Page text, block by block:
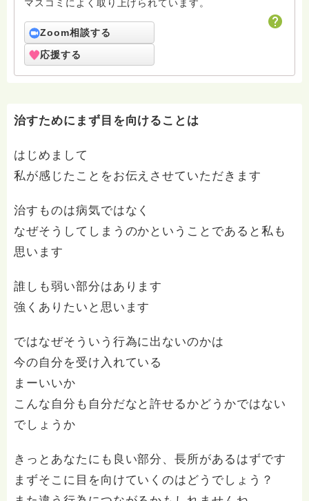
マスコミによく取り上げられています。
Zoom相談する
応援する
治すためにまず目を向けることは
はじめまして
私が感じたことをお伝えさせていただきます
治すものは病気ではなく
なぜそうしてしまうのかということであると私も
思います
誰しも弱い部分はあります
強くありたいと思います
ではなぜそういう行為に出ないのかは
今の自分を受け入れている
まーいいか
こんな自分も自分だなと許せるかどうかではない
でしょうか
きっとあなたにも良い部分、長所があるはずです
まずそこに目を向けていくのはどうでしょう？